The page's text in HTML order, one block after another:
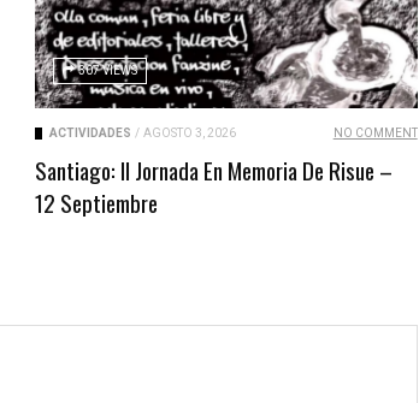
307 VIEWS
ACTIVIDADES / AGOSTO 3, 2026 NO COMMENT
Santiago: II Jornada En Memoria De Risue –
12 Septiembre